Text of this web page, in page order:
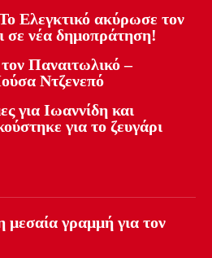
Ελεγκτικό ακύρωσε τον
σε νέα δημοπράτηση!
Παναιτωλικό –
Ντζενεπό
για Ιωαννίδη και
για το ζευγάρι
μεσαία γραμμή για τον